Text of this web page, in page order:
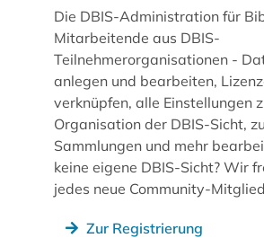
Die DBIS-Administration für
Mitarbeitende aus DBIS-
Teilnehmerorganisationen -
anlegen und bearbeiten,
verknüpfen, alle Einstellungen
Organisation der DBIS-Sicht,
Sammlungen und mehr
keine eigene DBIS-Sicht? Wir
jedes neue Community-
Zur Registrierung